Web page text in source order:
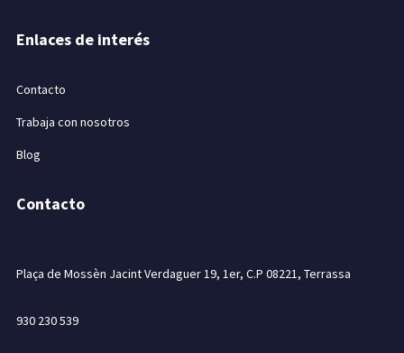
Enlaces de interés
Contacto
Trabaja con nosotros
Blog
Contacto
Plaça de Mossèn Jacint Verdaguer 19, 1er, C.P 08221, Terrassa
930 230 539